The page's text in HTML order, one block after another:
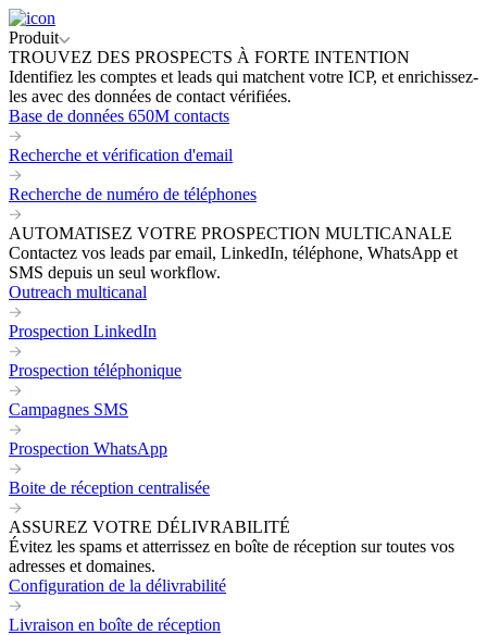
Produit
TROUVEZ DES PROSPECTS À FORTE INTENTION
Identifiez les comptes et leads qui matchent votre ICP, et enrichissez-
les avec des données de contact vérifiées.
Base de données 650M contacts
Recherche et vérification d'email
Recherche de numéro de téléphones
AUTOMATISEZ VOTRE PROSPECTION MULTICANALE
Contactez vos leads par email, LinkedIn, téléphone, WhatsApp et
SMS depuis un seul workflow.
Outreach multicanal
Prospection LinkedIn
Prospection téléphonique
Campagnes SMS
Prospection WhatsApp
Boite de réception centralisée
ASSUREZ VOTRE DÉLIVRABILITÉ
Évitez les spams et atterrissez en boîte de réception sur toutes vos
adresses et domaines.
Configuration de la délivrabilité
Livraison en boîte de réception